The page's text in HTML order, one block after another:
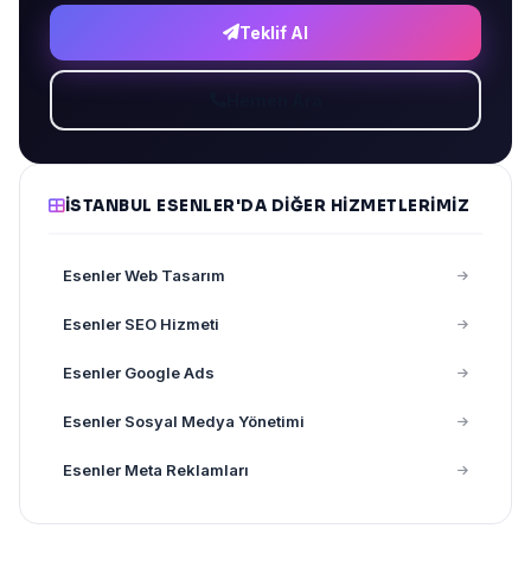
Teklif Al
İSTANBUL ESENLER'DA DIĞER HIZMETLERIMIZ
Esenler Web Tasarım
Esenler SEO Hizmeti
Esenler Google Ads
Esenler Sosyal Medya Yönetimi
Esenler Meta Reklamları